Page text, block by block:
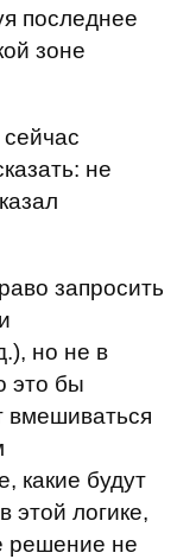
последнее
зоне
не
запросить
но не в
это бы
вмешиваться
какие будут
этой логике,
решение не